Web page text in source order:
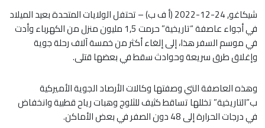
شيكاغو, 24-12-2022 (أ ف ب) – تحتفل الولايات المتحدة بعيد الميلاد
في أجواء عاصفة “تاريخية” حرمت 1,5 مليون منزل من الكهرباء وأدت
في موسم السفر هذا، إلى إلغاء أكثر من خمسة آلاف رحلة جوية
وإغلاق طرق سريعة وحوادث سقط في بعضها قتلى.
وهذه العاصفة التي وصفتها وكالات الأرصاد الجوية الأميركية
ب”التاريخية” تخللها تساقط كثيف للثلوج وهبات رياح قطبية وانخفاض
في درجات الحرارة إلى 48 دون الصفر في بعض الأماكن.